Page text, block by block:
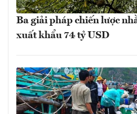
Ba giải pháp chiến lược
xuất khẩu 74 tỷ USD